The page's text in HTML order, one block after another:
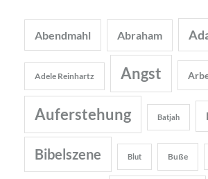
Abendmahl Abraham
Adele Reinhartz Angst
Auferstehung Batjah
Bibelszene Blut Buße